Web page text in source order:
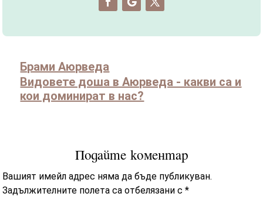
Брами Аюрведа
Видовете доша в Аюрведа - какви са и
кои доминират в нас?
Подайте коментар
Вашият имейл адрес няма да бъде публикуван.
Задължителните полета са отбелязани с*